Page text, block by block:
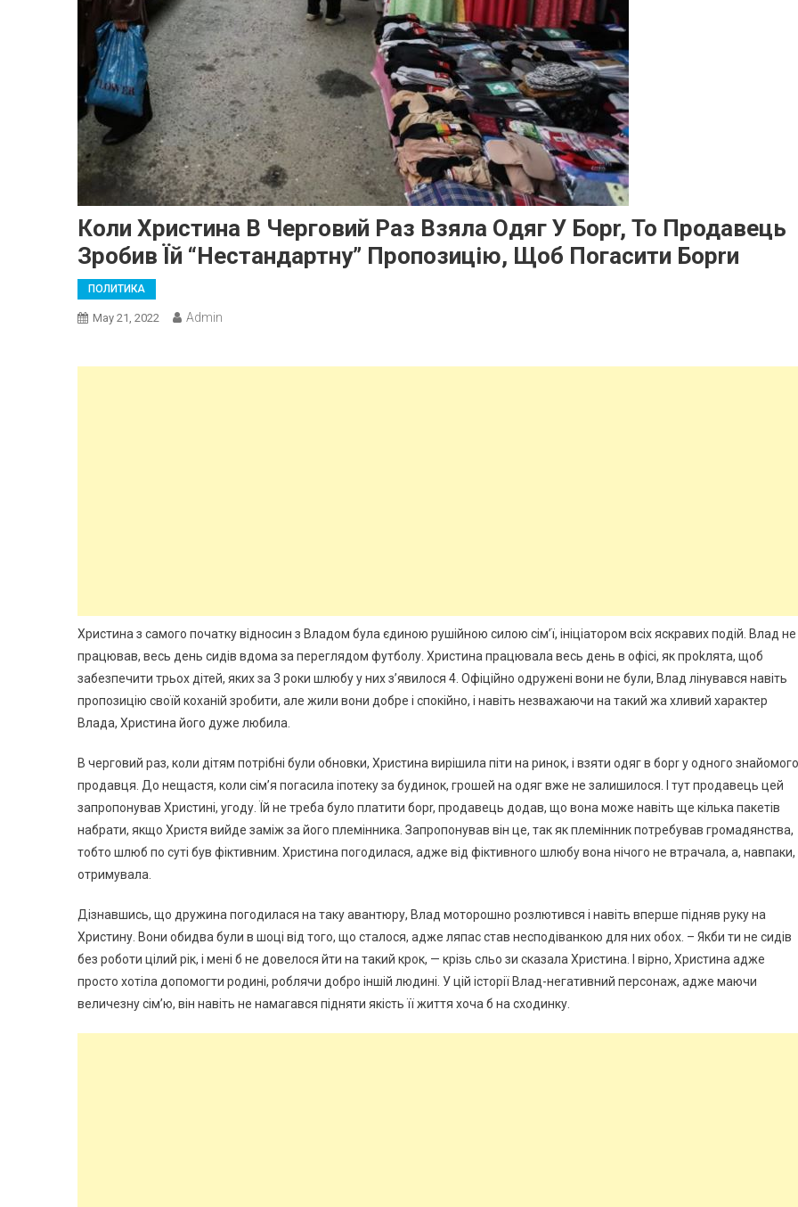
Коли Христина В Черговий Раз Взяла Одяг У Борr, То Продавець
Зробив Їй “нестандартну” Пропозицію, Щоб Погасити Борrи
ПОЛИТИКА
May 21, 2022 Admin
Христина з самого початку відносин з Владом була єдиною рушійною силою сім’ї, ініціатором всіх яскравих подій. Влад не
працював, весь день сидів вдома за переглядом футболу. Христина працювала весь день в офісі, як проkлята, щоб
забезпечити трьох дітей, яких за 3 роки шлюбу у них з’явилося 4. Офіційно одружені вони не були, Влад лінувався навіть
пропозицію своїй коханій зробити, але жили вони добре і спокійно, і навіть незважаючи на такий жа хливий характер
Влада, Христина його дуже любила.
В черговий раз, коли дітям потрібні були обновки, Христина вирішила піти на ринок, і взяти одяг в борr у одного знайомого
продавця. До нещастя, коли сім’я погасила іпотеку за будинок, грошей на одяг вже не залишилося. І тут продавець цей
запропонував Христині, угоду. Їй не треба було платити борr, продавець додав, що вона може навіть ще кілька пакетів
набрати, якщо Христя вийде заміж за його племінника. Запропонував він це, так як племінник потребував громадянства,
тобто шлюб по суті був фіктивним. Христина погодилася, адже від фіктивного шлюбу вона нічого не втрачала, а, навпаки,
отримувала.
Дізнавшись, що дружина погодилася на таку авантюру, Влад моторошно розлютився і навіть вперше підняв руку на
Христину. Вони обидва були в шоці від того, що сталося, адже ляпас став несподіванкою для них обох. – Якби ти не сидів
без роботи цілий рік, і мені б не довелося йти на такий крок, — крізь сльо зи сказала Христина. І вірно, Христина адже
просто хотіла допомогти родині, роблячи добро іншій людині. У цій історії Влад-негативний персонаж, адже маючи
величезну сім’ю, він навіть не намагався підняти якість її життя хоча б на сходинку.